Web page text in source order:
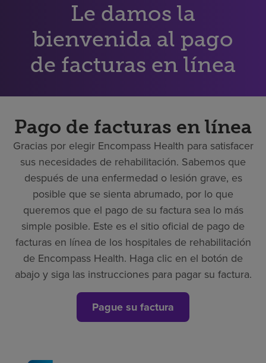
Le damos la
bienvenida al pago
de facturas en línea
Pago de facturas en línea
Gracias por elegir Encompass Health para satisfacer
sus necesidades de rehabilitación. Sabemos que
después de una enfermedad o lesión grave, es
posible que se sienta abrumado, por lo que
queremos que el pago de su factura sea lo más
simple posible. Este es el sitio oficial de pago de
facturas en línea de los hospitales de rehabilitación
de Encompass Health. Haga clic en el botón de
abajo y siga las instrucciones para pagar su factura.
Pague su factura